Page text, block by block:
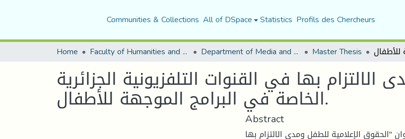
Communities & Collections All of DSpace Statistics Profils des Chercheurs
Home Faculty of Humanities and Social Sciences Department of Media and Communication Studies Master Thesis
بها في القنوات التلفزيونية الجزائرية
الخاصة في البرامج الموجهة للأطفال.
Abstract
"الحقوق الإعلامية للطفل ومدى الالتزام بها